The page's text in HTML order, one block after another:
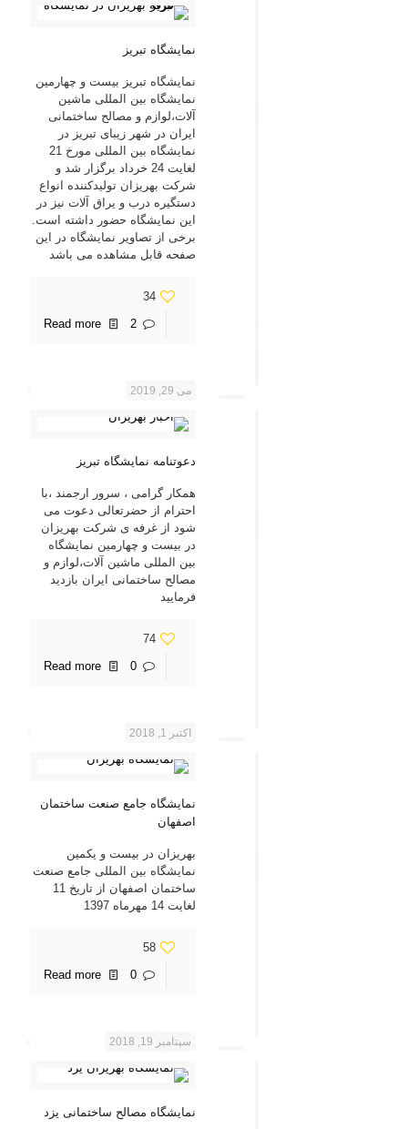
نمایشگاه تبریز
نمایشگاه تبریز بیست و چهارمین
نمایشگاه بین المللی ماشین
آلات،لوازم و مصالح ساختمانی
ایران در شهر زیبای تبریز در
نمایشگاه بین المللی مورخ 21
لغایت 24 خرداد برگزار شد و
شرکت بهریزان تولیدکننده انواع
دستگیره درب و یراق آلات نیز در
این نمایشگاه حضور داشته است.
برخی از تصاویر نمایشگاه در این
صفحه قابل مشاهده می باشد
34
2
Read more
می 29, 2019
دعوتنامه نمایشگاه تبریز
همکار گرامی ، سرور ارجمند ،با
احترام از حضرتعالی دعوت می
شود از غرفه ی شرکت بهریزان
در بیست و چهارمین نمایشگاه
بین المللی ماشین آلات،لوازم و
مصالح ساختمانی ایران بازدید
فرمایید
74
0
Read more
اکتبر 1, 2018
نمایشگاه جامع صنعت ساختمان
اصفهان
بهریزان در بیست و یکمین
نمایشگاه بین المللی جامع صنعت
ساختمان اصفهان از تاریخ 11
لغایت 14 مهرماه 1397
58
0
Read more
سپتامبر 19, 2018
نمایشگاه مصالح ساختمانی یزد